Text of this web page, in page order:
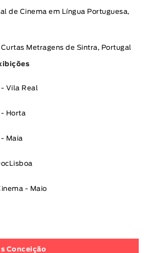
de Cinema em Língua Portuguesa,
Metragens de Sintra, Portugal
- Vila Real
- Horta
Maia
- Maio
Conceição